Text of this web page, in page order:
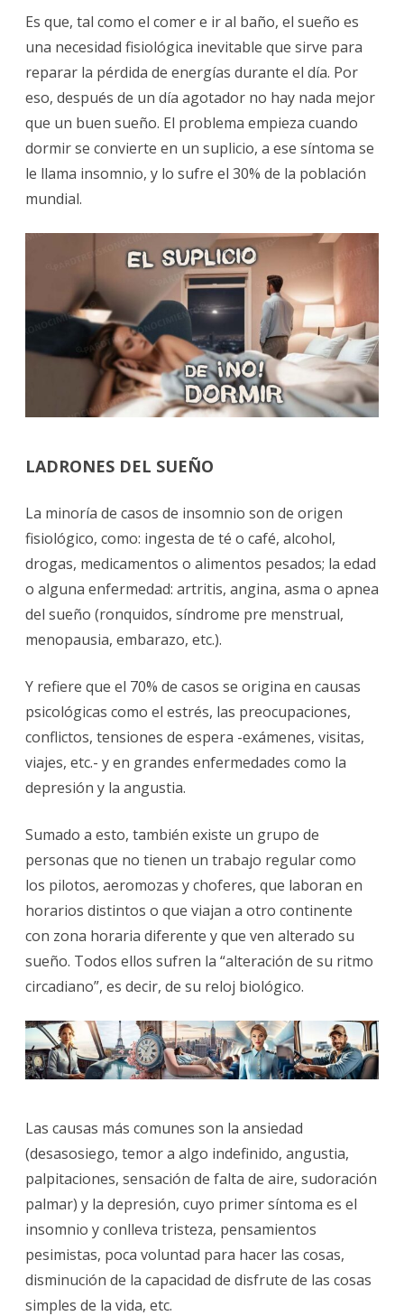
Es que, tal como el comer e ir al baño, el sueño es
una necesidad fisiológica inevitable que sirve para
reparar la pérdida de energías durante el día. Por
eso, después de un día agotador no hay nada mejor
que un buen sueño. El problema empieza cuando
dormir se convierte en un suplicio, a ese síntoma se
le llama insomnio, y lo sufre el 30% de la población
mundial.
LADRONES DEL SUEÑO
La minoría de casos de insomnio son de origen
fisiológico, como: ingesta de té o café, alcohol,
drogas, medicamentos o alimentos pesados; la edad
o alguna enfermedad: artritis, angina, asma o apnea
del sueño (ronquidos, síndrome pre menstrual,
menopausia, embarazo, etc.).
Y refiere que el 70% de casos se origina en causas
psicológicas como el estrés, las preocupaciones,
conflictos, tensiones de espera -exámenes, visitas,
viajes, etc.- y en grandes enfermedades como la
depresión y la angustia.
Sumado a esto, también existe un grupo de
personas que no tienen un trabajo regular como
los pilotos, aeromozas y choferes, que laboran en
horarios distintos o que viajan a otro continente
con zona horaria diferente y que ven alterado su
sueño. Todos ellos sufren la “alteración de su ritmo
circadiano”, es decir, de su reloj biológico.
Las causas más comunes son la ansiedad
(desasosiego, temor a algo indefinido, angustia,
palpitaciones, sensación de falta de aire, sudoración
palmar) y la depresión, cuyo primer síntoma es el
insomnio y conlleva tristeza, pensamientos
pesimistas, poca voluntad para hacer las cosas,
disminución de la capacidad de disfrute de las cosas
simples de la vida, etc.